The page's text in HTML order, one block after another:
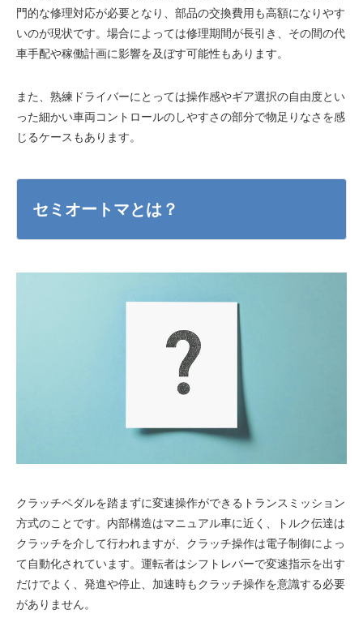
門的な修理対応が必要となり、部品の交換費用も高額になりやす
いのが現状です。場合によっては修理期間が長引き、その間の代
車手配や稼働計画に影響を及ぼす可能性もあります。
また、熟練ドライバーにとっては操作感やギア選択の自由度とい
った細かい車両コントロールのしやすさの部分で物足りなさを感
じるケースもあります。
セミオートマとは？
クラッチペダルを踏まずに変速操作ができるトランスミッション
方式のことです。内部構造はマニュアル車に近く、トルク伝達は
クラッチを介して行われますが、クラッチ操作は電子制御によっ
て自動化されています。運転者はシフトレバーで変速指示を出す
だけでよく、発進や停止、加速時もクラッチ操作を意識する必要
がありません。